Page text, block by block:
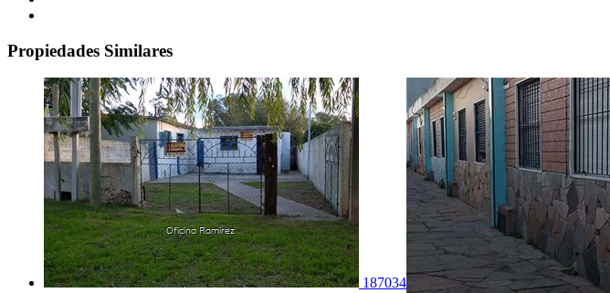
Propiedades Similares
187034